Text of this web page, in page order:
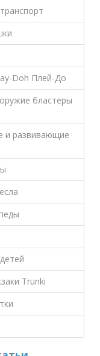
Doh Плей-До
бластеры
и развивающие
Trunki